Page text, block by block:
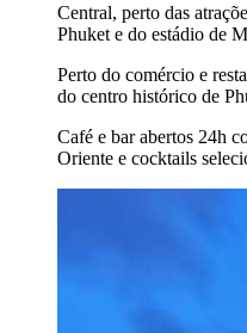
Central, perto das
Phuket e do estádio de
Perto do comércio e
do centro histórico de
Café e bar abertos 24h
Oriente e cocktails